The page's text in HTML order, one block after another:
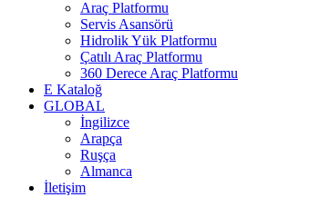
Araç Platformu
Servis Asansörü
Hidrolik Yük Platformu
Çatılı Araç Platformu
360 Derece Araç Platformu
E Kataloğ
GLOBAL
İngilizce
Arapça
Ruşça
Almanca
İletişim